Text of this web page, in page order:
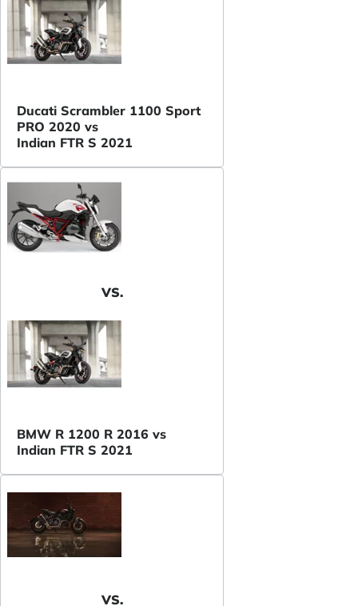
Ducati Scrambler 1100 Sport
PRO 2020 vs
Indian FTR S 2021
VS.
BMW R 1200 R 2016 vs
Indian FTR S 2021
VS.